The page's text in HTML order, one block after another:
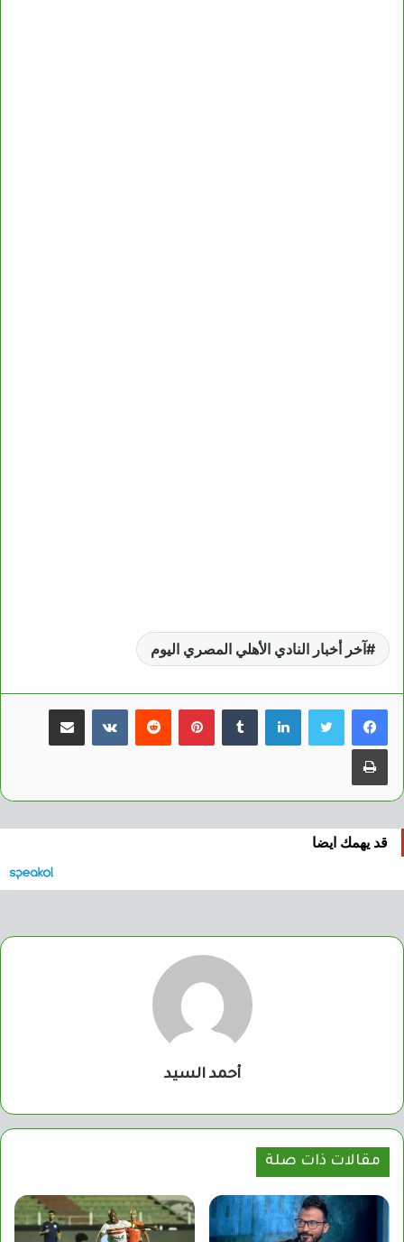
آخر أخبار النادي الأهلي المصري اليوم
لينكدإن بينتيريست مشاركة عبر البريد
طباعة
قد يهمك ايضا
أحمد السيد
مقالات ذات صلة